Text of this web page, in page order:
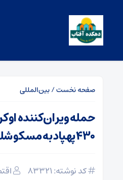
صفحه نخست/بین‌المللی
حمله ویران‌کننده
۴۳۰ پهپاد به مسکو شلیک شد
کد نوشته: 83321